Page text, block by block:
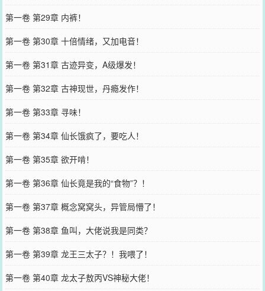
第一卷 第29章 内裤！
第一卷 第30章 十倍情绪，又加电音！
第一卷 第31章 古迹异变，A级爆发！
第一卷 第32章 古神现世，丹瘾发作！
第一卷 第33章 寻味！
第一卷 第34章 仙长饿疯了，要吃人！
第一卷 第35章 欲开啃！
第一卷 第36章 仙长竟是我的“食物”？！
第一卷 第37章 概念窝窝头，异管局懵了！
第一卷 第38章 鱼叫，大佬说我是同类？
第一卷 第39章 龙王三太子？！我喂了！
第一卷 第40章 龙太子敖丙VS神秘大佬！